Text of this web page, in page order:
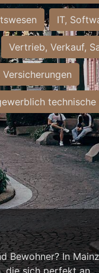
IT,
Vertrieb, Verkauf,
Versicherungen
technische
Bewohner? In